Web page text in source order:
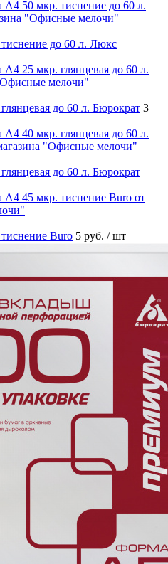
до 60 л. Люкс
до 60 л. Бюрократ 3
до 60 л. Бюрократ
Buro 5 руб. / шт